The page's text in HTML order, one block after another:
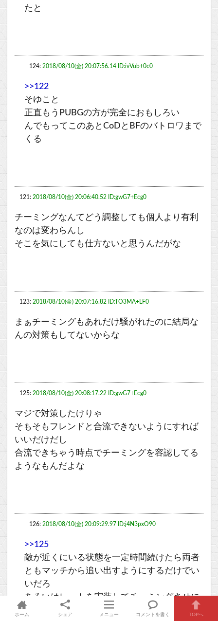
たと
124: 2018/08/10(金) 20:07:56.14 ID:ivVub+0c0
>>122
そゆこと
正直もうPUBGの方が完全におもしろい
んでもってこのあとCoDとBFのバトロワまで
くる
121: 2018/08/10(金) 20:06:40.52 ID:gwG7+Ecg0
チーミングなんてどう調整しても個人より有利
なのは変わらんし
そこを気にしても仕方ないと思うんだがな
123: 2018/08/10(金) 20:07:16.82 ID:TO3MA+LF0
まぁチーミングもあれだけ騒がれたのに結局な
んの対策もしてないからな
125: 2018/08/10(金) 20:08:17.22 ID:gwG7+Ecg0
マジで対策したけりゃ
そもそもフレンドと合流できないようにすれば
いいだけだし
合流できちゃう時点でチーミングを容認してる
ようなもんだよな
126: 2018/08/10(金) 20:09:29.97 ID:j4N3pxO90
>>125
敵が近くにいる状態を一定時間続けたら両者
ともマッチから追い出すようにするだけでい
いだろ
あるいはレートを実装してチーミングさせに
くくするか
ホーム シェア メニュー コメントを書く TOPへ